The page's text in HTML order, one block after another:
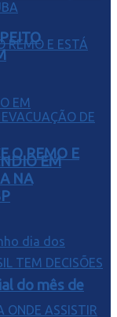
O REMO E
EM
NA
do mês de